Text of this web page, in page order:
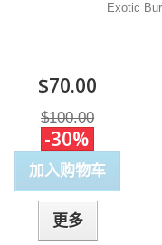
Exotic
$70.00
$100.00
-30%
加入购物车
更多